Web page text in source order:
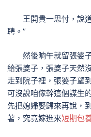
王開貴一思忖，說道
聘。”
然後晌午就留張婆子
給張婆子，張婆子天然
走到院子裡，張婆子望
可沒說咱傢幹這個謀生
先把媳婦娶歸來再說，
著，究竟嫁進來短期包